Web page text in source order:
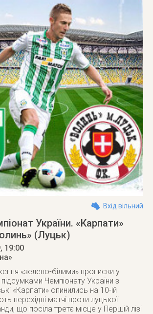
Вхід вільний
України. «Карпати»
(Луцьк)
, 19:00
«зелено-білими» прописки у
Чемпіонату України з
«Карпати» опинились на 10-ій
перехідні матчі проти луцької
що посіла третє місце у Першій лізі